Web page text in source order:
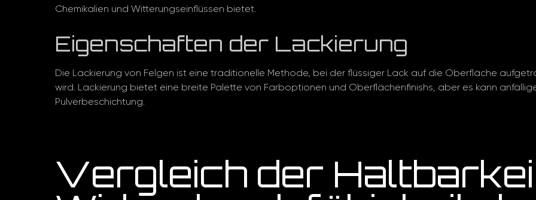
Chemikalien und Witterungseinflüssen bietet.
Eigenschaften der Lackierung
Die Lackierung von Felgen ist eine traditionelle Methode, bei der flüssiger Lack auf die Oberfläche
wird. Lackierung bietet eine breite Palette von Farboptionen und Oberflächenfinishs, aber es kann
Pulverbeschichtung.
Vergleich der